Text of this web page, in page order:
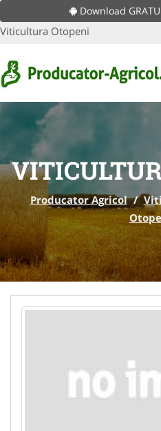
Download
Viticultura Otopeni
Producator Agricol /